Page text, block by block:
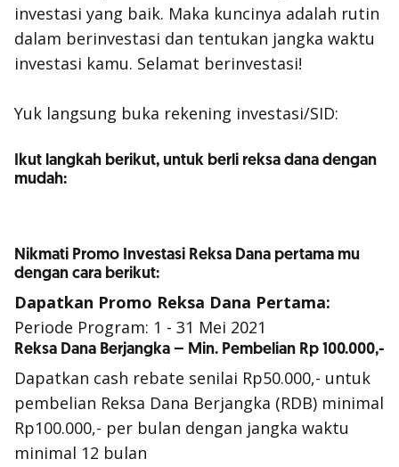
investasi yang baik. Maka kuncinya adalah rutin
dalam berinvestasi dan tentukan jangka waktu
investasi kamu. Selamat berinvestasi!
Yuk langsung buka rekening investasi/SID:
Ikut langkah berikut, untuk berli reksa dana dengan
mudah:
Nikmati Promo Investasi Reksa Dana pertama mu
dengan cara berikut:
Dapatkan Promo Reksa Dana Pertama:
Periode Program: 1 - 31 Mei 2021
Reksa Dana Berjangka – Min. Pembelian Rp 100.000,-
Dapatkan cash rebate senilai Rp50.000,- untuk
pembelian Reksa Dana Berjangka (RDB) minimal
Rp100.000,- per bulan dengan jangka waktu
minimal 12 bulan